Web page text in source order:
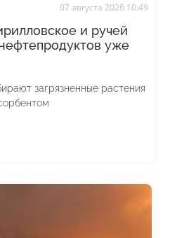
07 августа 2026 10:49
и ручей
уже
загрязненные растения